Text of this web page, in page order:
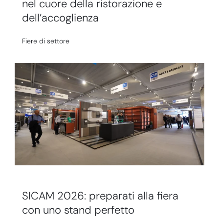
nel cuore della ristorazione e
dell’accoglienza
Fiere di settore
SICAM 2026: preparati alla fiera
con uno stand perfetto